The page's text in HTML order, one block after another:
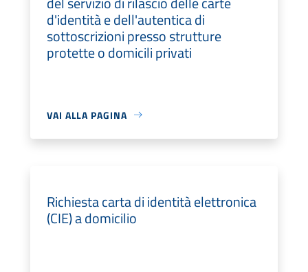
d'identità e dell'autentica di
sottoscrizioni presso strutture
protette o domicili privati
VAI ALLA PAGINA
Richiesta carta di identità elettronica
(CIE) a domicilio